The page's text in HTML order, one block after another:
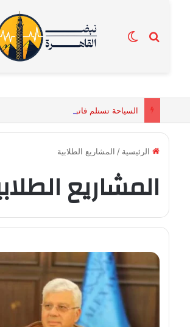
بحث عنالوضع المظلم
الرئيسية / المشاريع الطلابية
المشاريع